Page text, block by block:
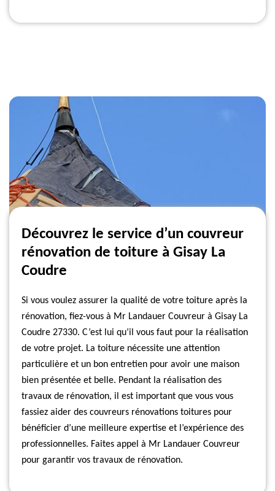
Découvrez le service d’un couvreur
rénovation de toiture à Gisay La
Coudre
Si vous voulez assurer la qualité de votre toiture après la
rénovation, fiez-vous à Mr Landauer Couvreur à Gisay La
Coudre 27330. C’est lui qu’il vous faut pour la réalisation
de votre projet. La toiture nécessite une attention
particulière et un bon entretien pour avoir une maison
bien présentée et belle. Pendant la réalisation des
travaux de rénovation, il est important que vous vous
fassiez aider des couvreurs rénovations toitures pour
bénéficier d’une meilleure expertise et l’expérience des
professionnelles. Faites appel à Mr Landauer Couvreur
pour garantir vos travaux de rénovation.